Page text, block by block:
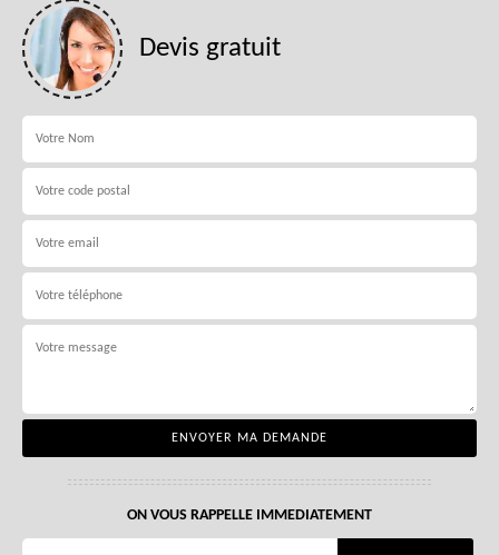
Devis gratuit
ON VOUS RAPPELLE IMMEDIATEMENT